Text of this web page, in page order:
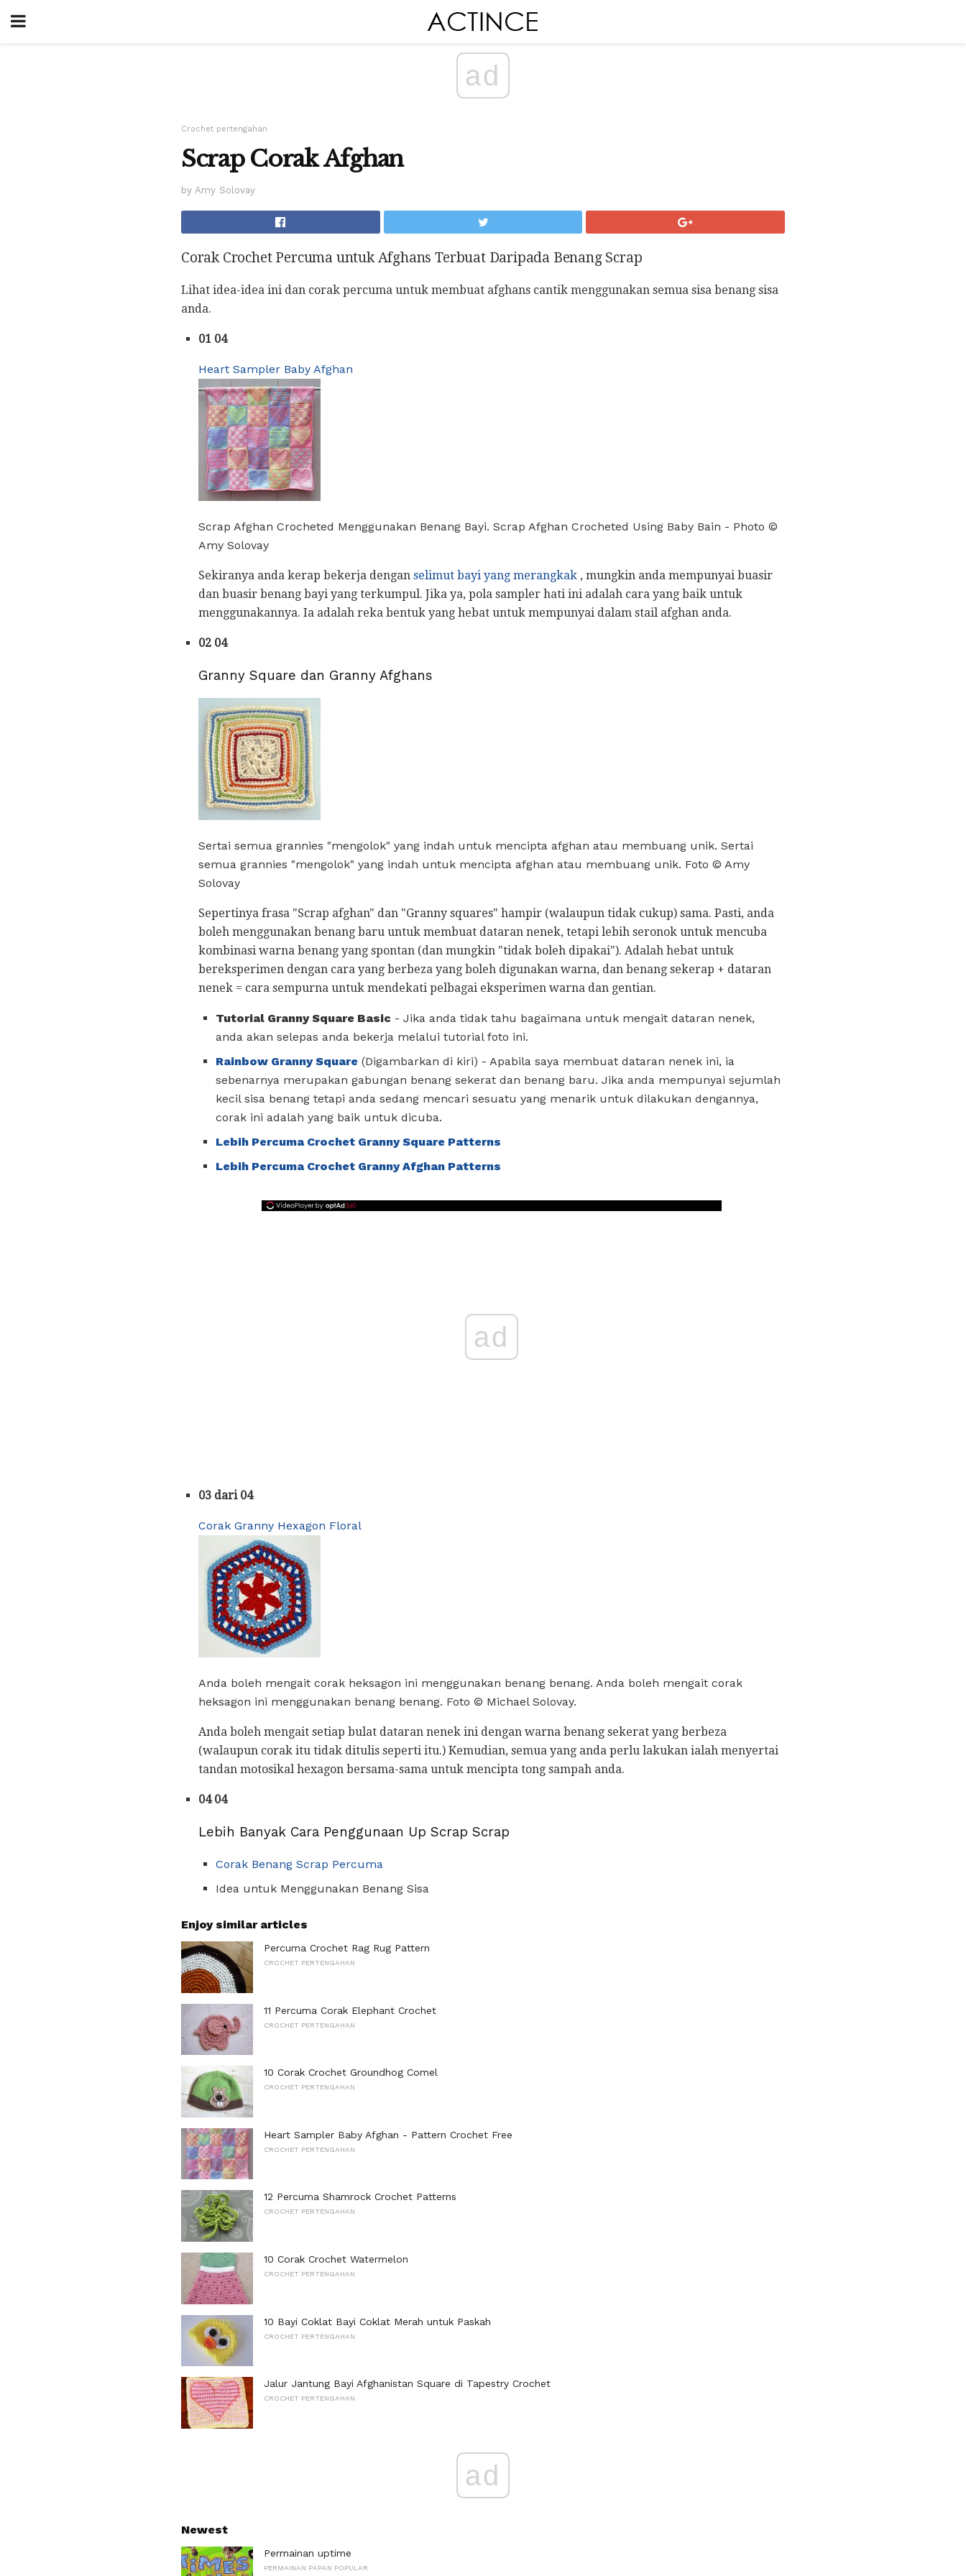
ad
Crochet pertengahan
Scrap Corak Afghan
by Amy Solovay
Corak Crochet Percuma untuk Afghans Terbuat Daripada Benang Scrap
Lihat idea-idea ini dan corak percuma untuk membuat afghans cantik menggunakan semua sisa benang sisa
anda.
01 04
Heart Sampler Baby Afghan
Scrap Afghan Crocheted Menggunakan Benang Bayi. Scrap Afghan Crocheted Using Baby Bain - Photo ©
Amy Solovay
Sekiranya anda kerap bekerja dengan selimut bayi yang merangkak , mungkin anda mempunyai buasir
dan buasir benang bayi yang terkumpul. Jika ya, pola sampler hati ini adalah cara yang baik untuk
menggunakannya. Ia adalah reka bentuk yang hebat untuk mempunyai dalam stail afghan anda.
02 04
Granny Square dan Granny Afghans
Sertai semua grannies "mengolok" yang indah untuk mencipta afghan atau membuang unik. Sertai
semua grannies "mengolok" yang indah untuk mencipta afghan atau membuang unik. Foto © Amy
Solovay
Sepertinya frasa "Scrap afghan" dan "Granny squares" hampir (walaupun tidak cukup) sama. Pasti, anda
boleh menggunakan benang baru untuk membuat dataran nenek, tetapi lebih seronok untuk mencuba
kombinasi warna benang yang spontan (dan mungkin "tidak boleh dipakai"). Adalah hebat untuk
bereksperimen dengan cara yang berbeza yang boleh digunakan warna, dan benang sekerap + dataran
nenek = cara sempurna untuk mendekati pelbagai eksperimen warna dan gentian.
Tutorial Granny Square Basic - Jika anda tidak tahu bagaimana untuk mengait dataran nenek,
anda akan selepas anda bekerja melalui tutorial foto ini.
Rainbow Granny Square (Digambarkan di kiri) - Apabila saya membuat dataran nenek ini, ia
sebenarnya merupakan gabungan benang sekerat dan benang baru. Jika anda mempunyai sejumlah
kecil sisa benang tetapi anda sedang mencari sesuatu yang menarik untuk dilakukan dengannya,
corak ini adalah yang baik untuk dicuba.
Lebih Percuma Crochet Granny Square Patterns
Lebih Percuma Crochet Granny Afghan Patterns
ad
03 dari 04
Corak Granny Hexagon Floral
Anda boleh mengait corak heksagon ini menggunakan benang benang. Anda boleh mengait corak
heksagon ini menggunakan benang benang. Foto © Michael Solovay.
Anda boleh mengait setiap bulat dataran nenek ini dengan warna benang sekerat yang berbeza
(walaupun corak itu tidak ditulis seperti itu.) Kemudian, semua yang anda perlu lakukan ialah menyertai
tandan motosikal hexagon bersama-sama untuk mencipta tong sampah anda.
04 04
Lebih Banyak Cara Penggunaan Up Scrap Scrap
Corak Benang Scrap Percuma
Idea untuk Menggunakan Benang Sisa
Enjoy similar articles
Percuma Crochet Rag Rug Pattern
CROCHET PERTENGAHAN
11 Percuma Corak Elephant Crochet
CROCHET PERTENGAHAN
10 Corak Crochet Groundhog Comel
CROCHET PERTENGAHAN
Heart Sampler Baby Afghan - Pattern Crochet Free
CROCHET PERTENGAHAN
12 Percuma Shamrock Crochet Patterns
CROCHET PERTENGAHAN
10 Corak Crochet Watermelon
CROCHET PERTENGAHAN
10 Bayi Coklat Bayi Coklat Merah untuk Paskah
CROCHET PERTENGAHAN
Jalur Jantung Bayi Afghanistan Square di Tapestry Crochet
CROCHET PERTENGAHAN
ad
Newest
Permainan uptime
PERMAINAN PAPAN POPULAR